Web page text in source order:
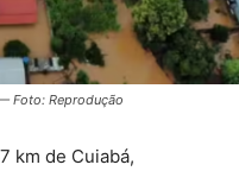
Foto: Reprodução
km de Cuiabá,